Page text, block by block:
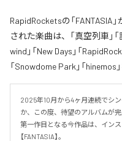
RapidRocketsの「FANTASIA
された楽曲は、「真空列車」
wind」「New Days」「
「Snowdome Park」「
2025年10月から4ヶ月連続でシ
か、この度、待望のアルバムが完
第一作目となる今作品は、イン
【FANTASIA】。